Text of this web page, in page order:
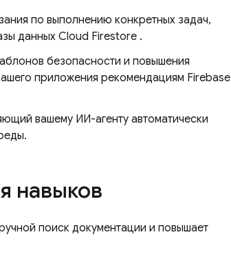
по выполнению конкретных задач,
данныхCloud Firestore .
безопасности и повышения
приложения рекомендациям Firebase
вашему ИИ-агенту автоматически
навыков
поиск документации и повышает